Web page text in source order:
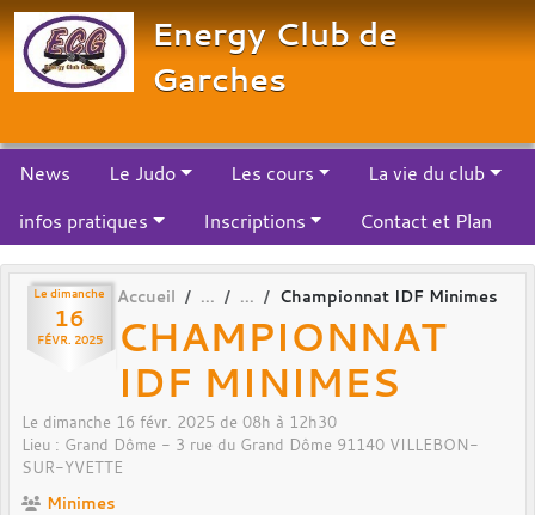
Energy Club de
Garches
News Le Judo Les cours
La vie du club
infos pratiques
Inscriptions Contact et Plan
Le dimanche
16
FÉVR. 2025
Accueil Championnat IDF Minimes
CHAMPIONNAT
IDF MINIMES
Le dimanche 16 févr. 2025 de 08h à 12h30
Lieu : Grand Dôme - 3 rue du Grand Dôme 91140 VILLEBON-
SUR-YVETTE
Minimes
Panneau de gestion des cookies